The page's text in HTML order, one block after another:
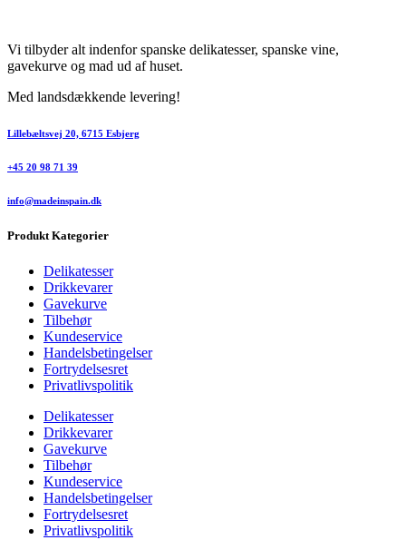
Vi tilbyder alt indenfor spanske delikatesser, spanske vine,
gavekurve og mad ud af huset.
Med landsdækkende levering!
Lillebæltsvej 20, 6715 Esbjerg
+45 20 98 71 39
info@madeinspain.dk
Produkt Kategorier
Delikatesser
Drikkevarer
Gavekurve
Tilbehør
Kundeservice
Handelsbetingelser
Fortrydelsesret
Privatlivspolitik
Delikatesser
Drikkevarer
Gavekurve
Tilbehør
Kundeservice
Handelsbetingelser
Fortrydelsesret
Privatlivspolitik